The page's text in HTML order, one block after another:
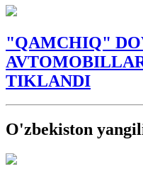
"QAMCHIQ"
TIKLANDI
O'zbekiston